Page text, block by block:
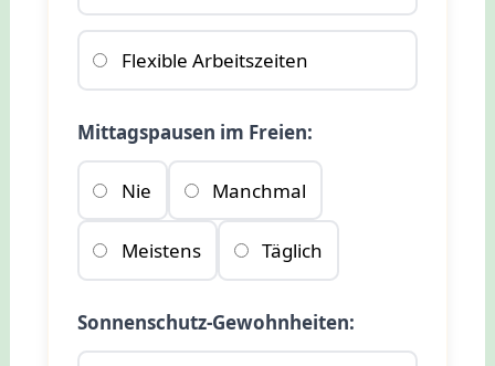
Flexible Arbeitszeiten
Mittagspausen im Freien:
Nie Manchmal
Meistens Täglich
Sonnenschutz-Gewohnheiten: